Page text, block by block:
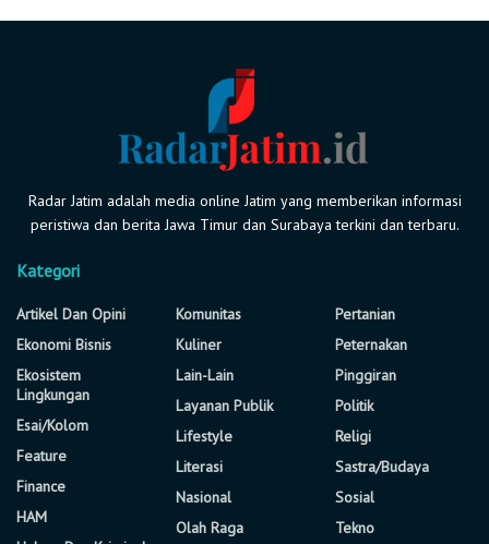
Radar Jatim adalah media online Jatim yang memberikan informasi
peristiwa dan berita Jawa Timur dan Surabaya terkini dan terbaru.
Kategori
Artikel Dan Opini
Ekonomi Bisnis
Ekosistem
Lingkungan
Esai/Kolom
Feature
Finance
HAM
Komunitas
Kuliner
Lain-Lain
Layanan Publik
Lifestyle
Literasi
Nasional
Olah Raga
Pertanian
Peternakan
Pinggiran
Politik
Religi
Sastra/Budaya
Sosial
Tekno